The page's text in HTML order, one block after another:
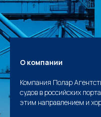
О компании
Компания Полар
судов в российских
этим направлением и